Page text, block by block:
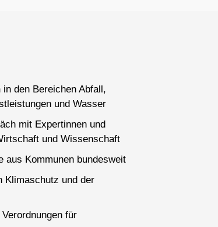
den Bereichen Abfall,
und Wasser
mit Expertinnen und
und Wissenschaft
aus Kommunen bundesweit
Klimaschutz und der
für